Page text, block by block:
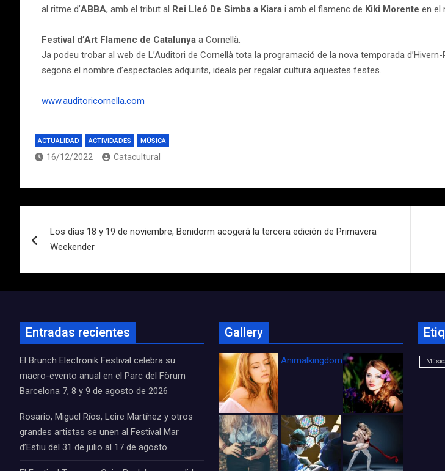
al ritme d’ABBA, amb el tribut al Rei Lleó De Simba a Kiara i amb el flamenc de Kiki Morente en el
Festival d’Art Flamenc de Catalunya a Cornellà.
Ja podeu trobar al web de L’Auditori de Cornellà tota la programació de la nova temporada
segons el nombre d’espectacles adquirits, ideals per regalar cultura aquestes festes.
www.auditoricornella.com
ACTUALIDAD ACTIVIDADES MÚSICA
16/12/2022 Catacultural
de
entradas
Los días 18 y 19 de noviembre, Benidorm acogerá la tercera edición de Primavera
Weekender
Entradas recientes
El Brunch Electronik Festival celebra su
macro-evento anual en el Parc del Fòrum
Barcelona 7, 8 y 9 de agosto de 2026
Rosario, Miguel Ríos, Leire Martínez y otros
grandes artistas se unen al Festival Mar
d’Estiu del 31 de julio al 17 de agosto
Gallery
Animalkingdom_FichaCine